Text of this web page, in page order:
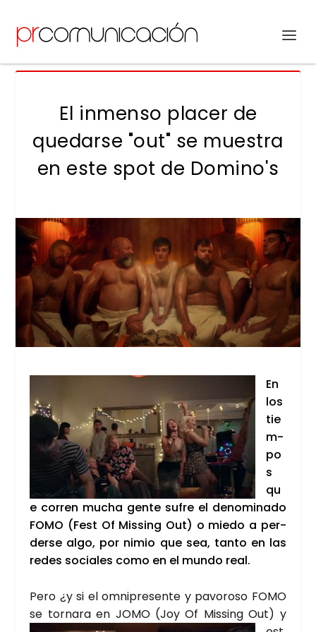
El inmenso placer de
quedarse "out" se muestra
en este spot de Domino's
En
los
tie
m­
po
s
qu
e corren mucha gen­te sufre el deno­mi­na­do
FOMO (Fest Of Mis­sing Out) o mie­do a per­
der­se algo, por nimio que sea, tan­to en las
redes socia­les como en el mun­do real.
Pero ¿y si el omni­pre­sen­te y pavo­ro­so FOMO
se tor­na­ra en JOMO (Joy Of Mis­singOut) y